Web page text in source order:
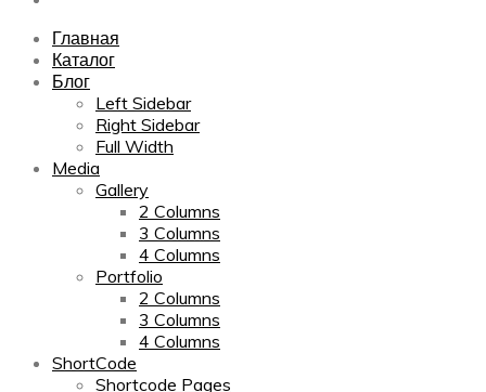
Главная
Каталог
Блог
Left Sidebar
Right Sidebar
Full Width
Media
Gallery
2 Columns
3 Columns
4 Columns
Portfolio
2 Columns
3 Columns
4 Columns
ShortCode
Shortcode Pages